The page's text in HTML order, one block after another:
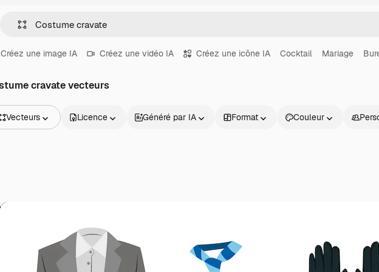
Créez une image IA Créez une vidéo IA Créez une icône IA Cocktail Mariage
cravate vecteurs
Vecteurs Licence Généré par IA Format Couleur
Produits Commencer